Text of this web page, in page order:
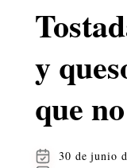
y
que
30 de junio